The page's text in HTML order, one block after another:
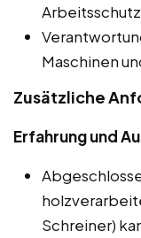
Maschinen
Zusätzliche
Erfahrung und
Schreiner)